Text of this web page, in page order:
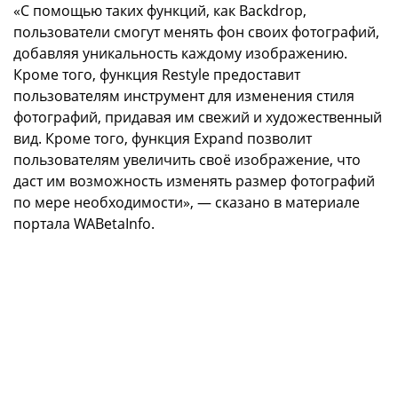
«С помощью таких функций, как Backdrop,
пользователи смогут менять фон своих фотографий,
добавляя уникальность каждому изображению.
Кроме того, функция Restyle предоставит
пользователям инструмент для изменения стиля
фотографий, придавая им свежий и художественный
вид. Кроме того, функция Expand позволит
пользователям увеличить своё изображение, что
даст им возможность изменять размер фотографий
по мере необходимости», — сказано в материале
портала WABetaInfo.